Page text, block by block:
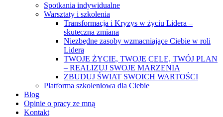
Spotkania indywidualne
Warsztaty i szkolenia
Transformacja i Kryzys w życiu Lidera –
skuteczna zmiana
Niezbędne zasoby wzmacniające Ciebie w roli
Lidera
TWOJE ŻYCIE, TWOJE CELE, TWÓJ PLAN
– REALIZUJ SWOJE MARZENIA
ZBUDUJ ŚWIAT SWOICH WARTOŚCI
Platforma szkoleniowa dla Ciebie
Blog
Opinie o pracy ze mną
Kontakt